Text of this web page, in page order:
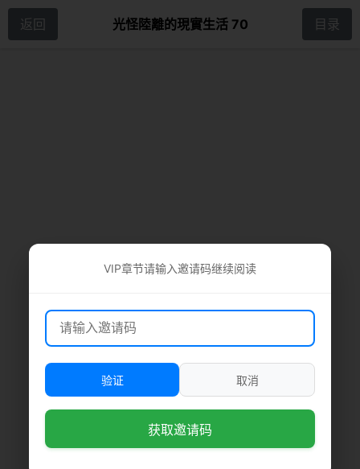
返回 光怪陸離的現實生活 70 目录
VIP章节请输入邀请码继续阅读
验证 取消
获取邀请码